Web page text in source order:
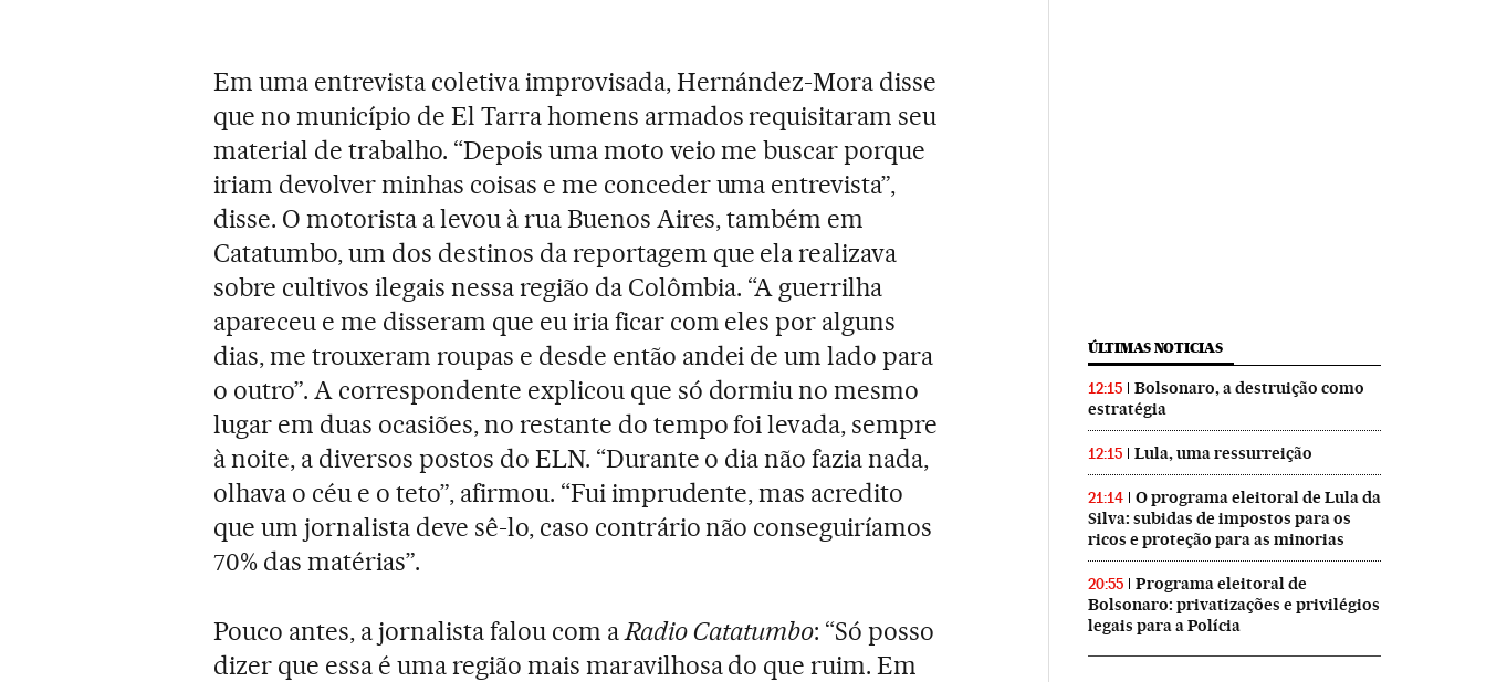
Em uma entrevista coletiva improvisada, Hernández-Mora disse
que no município de El Tarra homens armados requisitaram seu
material de trabalho. “Depois uma moto veio me buscar porque
iriam devolver minhas coisas e me conceder uma entrevista”,
disse. O motorista a levou à rua Buenos Aires, também em
Catatumbo, um dos destinos da reportagem que ela realizava
sobre cultivos ilegais nessa região da Colômbia. “A guerrilha
apareceu e me disseram que eu iria ficar com eles por alguns
dias, me trouxeram roupas e desde então andei de um lado para
o outro”. A correspondente explicou que só dormiu no mesmo
lugar em duas ocasiões, no restante do tempo foi levada, sempre
à noite, a diversos postos do ELN. “Durante o dia não fazia nada,
olhava o céu e o teto”, afirmou. “Fui imprudente, mas acredito
que um jornalista deve sê-lo, caso contrário não conseguiríamos
70% das matérias”.
Pouco antes, a jornalista falou com aRadio Catatumbo: “Só posso
dizer que essa é uma região mais maravilhosa do que ruim. Em
ÚLTIMAS NOTICIAS
12:15
Bolsonaro, a destruição como
estratégia
12:15 Lula, uma ressurreição
21:14
O programa eleitoral de Lula da
Silva: subidas de impostos para os
ricos e proteção para as minorias
20:55
Programa eleitoral de
Bolsonaro: privatizações e privilégios
legais para a Polícia